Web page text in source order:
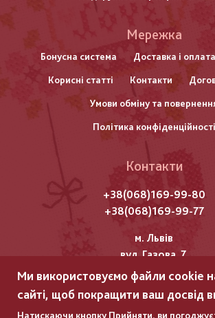
нижнього
колонтитулу
Мережка
Бонусна система Доставка і оплата
Корисні статті Контакти
Умови обміну та
Політика конфіденційності
Контакти
+38(068)169-99-80
+38(068)169-99-77
м. Львів
вул. Газова, 7
Всі права захищені
Copyright © 2025
Ми використовуємо файли cookie
сайті, щоб покращити ваш досвід
Натискаючи кнопку Прийняти, ви